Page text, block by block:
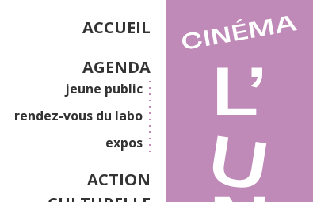
ACCUEIL
AGENDA
jeune public
rendez-vous du labo
expos
ACTION